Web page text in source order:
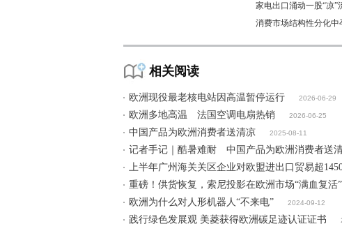
家电出口涌动一股“凉”
消费市场结构性分化中
相关阅读
欧洲现役最老核电站因高温暂停运行 2026-06-29
欧洲多地高温 法国空调电扇热销 2026-06-25
中国产品为欧洲消费者送清凉 2025-08-11
记者手记｜酷暑难耐 中国产品为欧洲消费者送
上半年广州海关关区企业对欧盟进出口贸易超
重磅！​供货恢复，索尼投影在欧洲市场“满血复活”
欧洲为什么对人形机器人“不来电” 2024-09-12
践行绿色发展观 美菱获得欧洲碳足迹认证证书